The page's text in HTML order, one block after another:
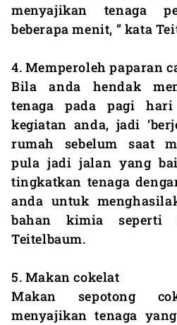
menyajikan tenaga
beberapa menit, ” kata
4. Memperoleh paparan
Bila anda hendak
tenaga pada pagi
kegiatan anda, jadi
rumah sebelum saat
pula jadi jalan yang
tingkatkan tenaga
anda untuk
bahan kimia seperti
Teitelbaum.
5. Makan cokelat
Makan sepotong
menyajikan tenaga